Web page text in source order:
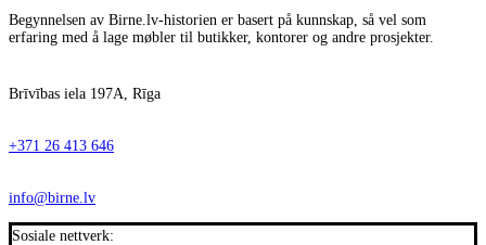
Begynnelsen av Birne.lv-historien er basert på kunnskap, så vel som
erfaring med å lage møbler til butikker, kontorer og andre prosjekter.
Brīvības iela 197A, Rīga
+371 26 413 646
info@birne.lv
Sosiale nettverk: